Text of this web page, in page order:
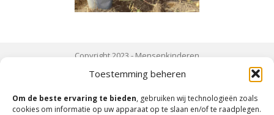
Toestemming beheren
Om de beste ervaring te bieden, gebruiken wij technologieën zoals
cookies om informatie op uw apparaat op te slaan en/of te raadplegen.
Copyright 2023 -Mensenkinderen